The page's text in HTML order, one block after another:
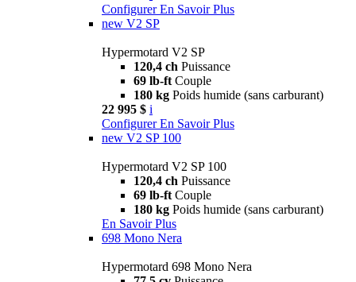
Configurer En Savoir Plus
new V2 SP
Hypermotard V2 SP
120,4 ch Puissance
69 lb-ft Couple
180 kg Poids humide (sans carburant)
22 995 $ i
Configurer En Savoir Plus
new V2 SP 100
Hypermotard V2 SP 100
120,4 ch Puissance
69 lb-ft Couple
180 kg Poids humide (sans carburant)
En Savoir Plus
698 Mono Nera
Hypermotard 698 Mono Nera